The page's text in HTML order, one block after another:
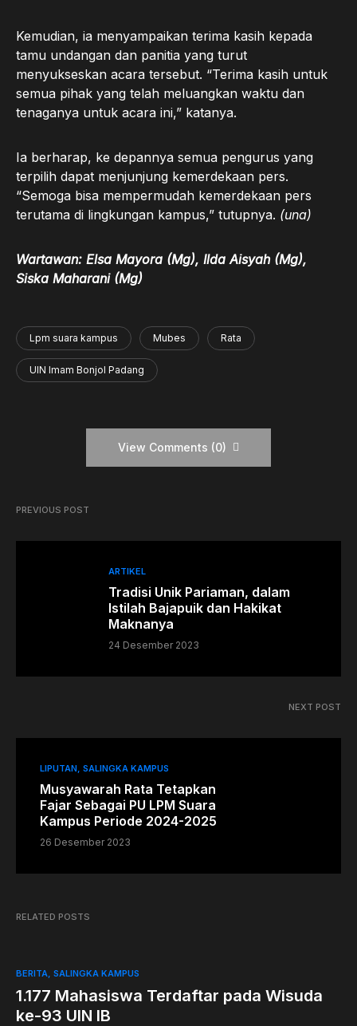
Kemudian, ia menyampaikan terima kasih kepada
tamu undangan dan panitia yang turut
menyukseskan acara tersebut. “Terima kasih untuk
semua pihak yang telah meluangkan waktu dan
tenaganya untuk acara ini,” katanya.
Ia berharap, ke depannya semua pengurus yang
terpilih dapat menjunjung kemerdekaan pers.
“Semoga bisa mempermudah kemerdekaan pers
terutama di lingkungan kampus,” tutupnya. (una)
Wartawan: Elsa Mayora (Mg), Ilda Aisyah (Mg),
Siska Maharani (Mg)
Lpm suara kampus Mubes Rata
UIN Imam Bonjol Padang
View Comments (0)
PREVIOUS POST
ARTIKEL
Tradisi Unik Pariaman, dalam
Istilah Bajapuik dan Hakikat
Maknanya
24 Desember 2023
NEXT POST
LIPUTAN SALINGKA KAMPUS
Musyawarah Rata Tetapkan
Fajar Sebagai PU LPM Suara
Kampus Periode 2024-2025
26 Desember 2023
RELATED POSTS
BERITA SALINGKA KAMPUS
1.177 Mahasiswa Terdaftar pada Wisuda
ke-93 UIN IB